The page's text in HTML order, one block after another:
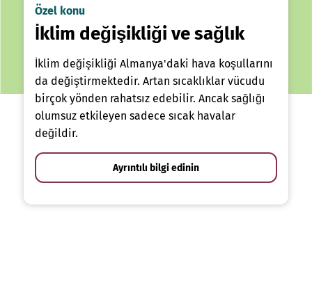
Özel konu
İklim değişikliği ve sağlık
İklim değişikliği Almanya'daki hava koşullarını
da değiştirmektedir. Artan sıcaklıklar vücudu
birçok yönden rahatsız edebilir. Ancak sağlığı
olumsuz etkileyen sadece sıcak havalar
değildir.
Ayrıntılı bilgi edinin